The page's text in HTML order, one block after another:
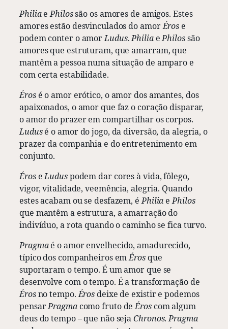
PhiliaePhilossão os amores de amigos. Estes
amores estão desvinculados do amorÉros e
podem conter o amorLudus.PhiliaePhilossão
amores que estruturam, que amarram, que
mantêm a pessoa numa situação de amparo e
com certa estabilidade.
Érosé o amor erótico, o amor dos amantes, dos
apaixonados, o amor que faz o coração disparar,
o amor do prazer em compartilhar os corpos.
Ludusé o amor do jogo, da diversão, da alegria, o
prazer da companhia e do entretenimento em
conjunto.
ÉroseLuduspodem dar cores à vida, fôlego,
vigor, vitalidade, veemência, alegria. Quando
estes acabam ou se desfazem, éPhilia ePhilos
que mantêm a estrutura, a amarração do
indivíduo, a rota quando o caminho se fica turvo.
Pragmaé o amor envelhecido, amadurecido,
típico dos companheiros emÉrosque
suportaram o tempo. É um amor que se
desenvolve com o tempo. É a transformação de
Érosno tempo.Érosdeixe de existir e podemos
pensarPragmacomo fruto deÉroscom algum
deus do tempo – que não sejaChronos.Pragma